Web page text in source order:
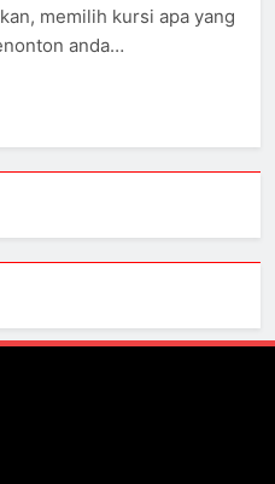
memilih kursi apa yang
anda…